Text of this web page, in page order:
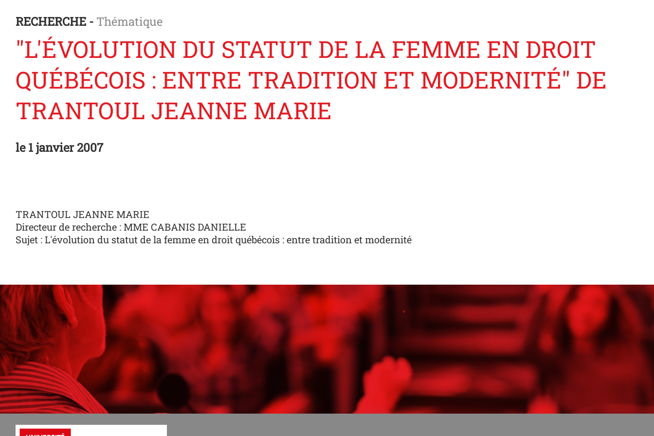
RECHERCHE - Thématique
"L'ÉVOLUTION DU STATUT DE LA FEMME EN DROIT
QUÉBÉCOIS : ENTRE TRADITION ET MODERNITÉ" DE
TRANTOUL JEANNE MARIE
le1 janvier 2007
TRANTOUL JEANNE MARIE
Directeur de recherche : MME CABANIS DANIELLE
Sujet : L'évolution du statut de la femme en droit québécois : entre tradition et modernité